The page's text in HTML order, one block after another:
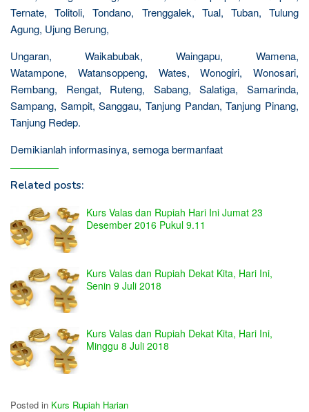
Ternate, Tolitoli, Tondano, Trenggalek, Tual, Tuban, Tulung
Agung, Ujung Berung,
Ungaran, Waikabubak, Waingapu, Wamena,
Watampone, Watansoppeng, Wates, Wonogiri, Wonosari,
Rembang, Rengat, Ruteng, Sabang, Salatiga, Samarinda,
Sampang, Sampit, Sanggau, Tanjung Pandan, Tanjung Pinang,
Tanjung Redep.
Demikianlah informasinya, semoga bermanfaat
Related posts:
Kurs Valas dan Rupiah Hari Ini Jumat 23
Desember 2016 Pukul 9.11
Kurs Valas dan Rupiah Dekat Kita, Hari Ini,
Senin 9 Juli 2018
Kurs Valas dan Rupiah Dekat Kita, Hari Ini,
Minggu 8 Juli 2018
Posted in Kurs Rupiah Harian